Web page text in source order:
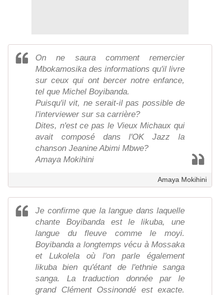
On ne saura comment remercier
Mbokamosika des informations qu'il livre
sur ceux qui ont bercer notre enfance,
tel que Michel Boyibanda.
Puisqu'il vit, ne serait-il pas possible de
l'interviewer sur sa carrière?
Dites, n'est ce pas le Vieux Michaux qui
avait composé dans l'OK Jazz la
chanson Jeanine Abimi Mbwe?
Amaya Mokihini
Amaya Mokihini
Je confirme que la langue dans laquelle
chante Boyibanda est le likuba, une
langue du fleuve comme le moyi.
Boyibanda a longtemps vécu à Mossaka
et Lukolela où l'on parle également
likuba bien qu'étant de l'ethnie sanga
sanga. La traduction donnée par le
grand Clément Ossinondé est exacte.